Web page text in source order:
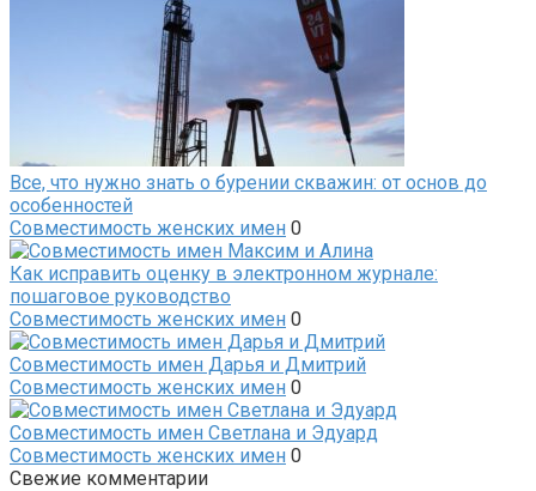
Все, что нужно знать о бурении скважин: от основ до
особенностей
Совместимость женских имен 0
Как исправить оценку в электронном журнале:
пошаговое руководство
Совместимость женских имен 0
Совместимость имен Дарья и Дмитрий
Совместимость женских имен 0
Совместимость имен Светлана и Эдуард
Совместимость женских имен 0
Свежие комментарии